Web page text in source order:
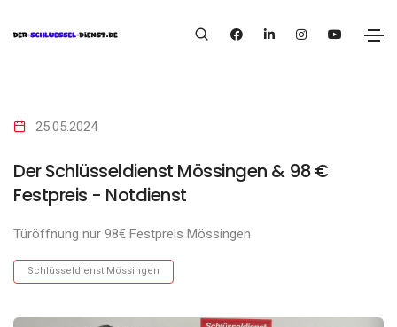
25.05.2024
Der Schlüsseldienst Mössingen & 98 €
Festpreis - Notdienst
Türöffnung nur 98€ Festpreis Mössingen
Schlüsseldienst Mössingen